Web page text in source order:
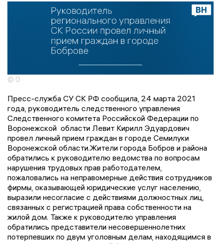
© 0
Пресс-служба СУ СК РФ сообщила, 24 марта 2021
года, руководитель следственного управления
Следственного комитета Российской Федерации по
Воронежской области Левит Кирилл Эдуардович
провел личный прием граждан в городе Семилуки
Воронежской области.Жители города Бобров и района
обратились к руководителю ведомства по вопросам
нарушения трудовых прав работодателем,
пожаловались на неправомерные действия сотрудников
фирмы, оказывающей юридические услуг населению,
выразили несогласие с действиями должностных лиц,
связанных с регистрацией права собственности на
жилой дом. Также к руководителю управления
обратились представители несовершеннолетних
потерпевших по двум уголовным делам, находящимся в